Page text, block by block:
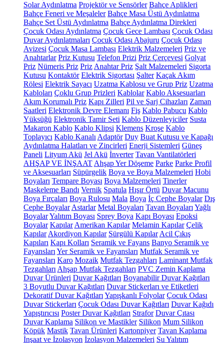
Solar Aydınlatma Projektör ve Sensörler Bahçe Aplikleri
Bahçe Feneri ve Meşaleler Bahçe Masa Üstü Aydınlatma
Bahçe Set Üstü Aydınlatma Bahçe Aydınlatma Direkleri
Çocuk Odası Aydınlatma Çocuk Gece Lambası Çocuk Odası
Duvar Aydınlatmaları Çocuk Odası Abajuru Çocuk Odası
Avizesi Çocuk Masa Lambası Elektrik Malzemeleri Priz ve
Anahtarlar Priz Kutusu Telefon Prizi Priz Çerçevesi Golyat
Priz Nümeris Priz Priz Anahtar Priz Şalt Malzemeleri Sigorta
Kutusu Kontaktör Elektrik Sigortası Şalter Kaçak Akım
Rölesi Elektrik Sayacı Uzatma Kablosu ve Grup Priz Uzatma
Kabloları Çoklu Grup Prizleri Kablolar Kablo Aksesuarları
Akım Korumalı Priz Kapı Zilleri Pil ve Şarj Cihazları Zaman
Saatleri Elektronik Devre Elemanı Fiş Kablo Pabucu Kablo
Yüksüğü Elektronik Tamir Seti Kablo Düzenleyiciler Susta
Makaron Kablo Kablo Klipsi Klemens Kroşe Kablo
Toplayıcı Kablo Kanalı Adaptör Duy Buat Kutusu ve Kapağı
Aydınlatma Halatları ve Zincirleri Enerji Sistemleri Güneş
Paneli Lityum Akü Jel Akü İnverter Tavan Vantilatörleri
AHŞAP VE İNŞAAT Ahşap Yer Döşeme Parke Parke Profil
ve Aksesuarları Süpürgelik Boya ve Boya Malzemeleri Hobi
Boyaları Tempare Boyası Boya Malzemeleri Tinerler
Maskeleme Bandı Vernik Spatula Hışır Örtü Duvar Macunu
Boya Fırçaları Boya Rulosu Mala Boya İç Cephe Boyalar Dış
Cephe Boyalar Astarlar Metal Boyaları Tavan Boyaları Yağlı
BoyalarYalıtım Boyası Sprey Boya Kapı Boyası Epoksi
Boyalar Kapılar Amerikan Kapılar Melamin Kapılar Çelik
Kapılar Akordiyon Kapılar Sürgülü Kapılar Acil Çıkış
Kapıları Kapı Kolları Seramik ve Fayans Banyo Seramik ve
Fayansları Yer Seramik ve Fayansları Mutfak Seramik ve
Fayansları Karo Mozaik Mutfak Tezgahları Laminant Mutfak
Tezgahları Ahşap Mutfak Tezgahları PVC Zemin Kaplama
Duvar Ürünleri Duvar Kağıtları Boyanabilir Duvar Kağıtları
3 Boyutlu Duvar Kağıtları Duvar Stickerları ve Etiketleri
Dekoratif Duvar Kağıtları Yapışkanlı Folyolar Çocuk Odası
Duvar Stickerları Çocuk Odası Duvar Kağıtları Duvar Kağıdı
Yapıştırıcısı Poster Duvar Kağıtları Strafor Duvar Çıtası
Duvar Kaplama Silikon ve Mastikler Silikon Mum Silikon
Köpük Mastik Tavan Ürünleri Kartonpiyer Tavan Kaplama
İnşaat ve İzolasyon İzolasyon Malzemeleri Su Yalıtım